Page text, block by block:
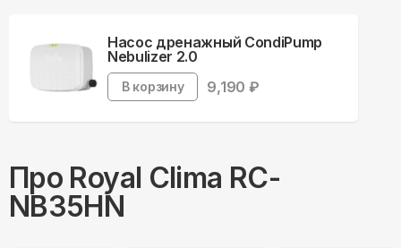
Насос дренажный CondiPump
Nebulizer 2.0
В корзину 9,190 ₽
Про Royal Clima RC-
NB35HN